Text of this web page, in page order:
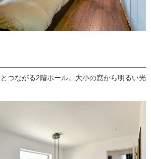
つながる2階ホール。大小の窓から明るい光